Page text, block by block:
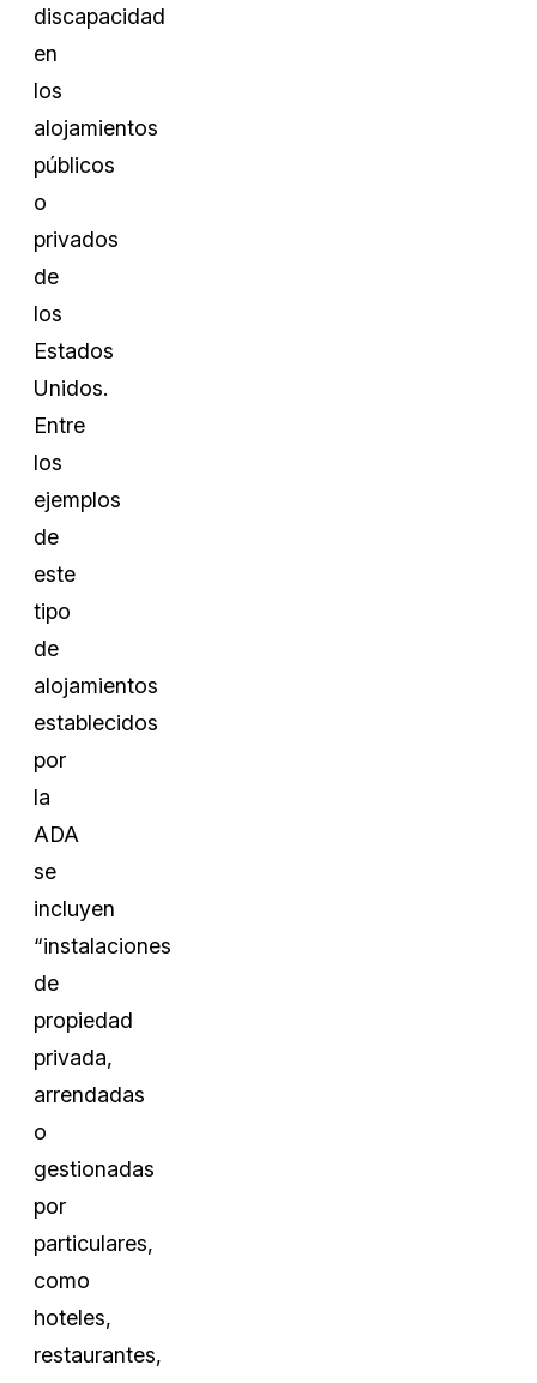
discapacidad
en
los
alojamientos
públicos
o
privados
de
los
Estados
Unidos.
Entre
los
ejemplos
de
este
tipo
de
alojamientos
establecidos
por
la
ADA
se
incluyen
“instalaciones
de
propiedad
privada,
arrendadas
o
gestionadas
por
particulares,
como
hoteles,
restaurantes,